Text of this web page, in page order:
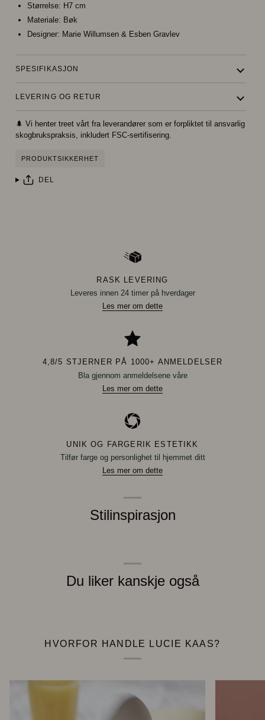
Størrelse: H7 cm
Materiale: Bøk
Designer: Marie Willumsen & Esben Gravlev
SPESIFIKASJON
LEVERING OG RETUR
🌲 Vi henter treet vårt fra leverandører som er forpliktet til ansvarlig
skogbrukspraksis, inkludert FSC-sertifisering.
PRODUKTSIKKERHET
DEL
RASK LEVERING
Leveres innen 24 timer på hverdager
Les mer om dette
4,8/5 STJERNER PÅ 1000+ ANMELDELSER
Bla gjennom anmeldelsene våre
Les mer om dette
UNIK OG FARGERIK ESTETIKK
Tilfør farge og personlighet til hjemmet ditt
Les mer om dette
Stilinspirasjon
Du liker kanskje også
HVORFOR HANDLE LUCIE KAAS?